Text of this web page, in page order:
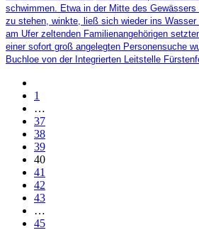
schwimmen. Etwa in der Mitte des
zu stehen, winkte, ließ sich wieder ins Wasser
am Ufer zeltenden Familienangehörigen
einer sofort groß angelegten Personensuche
Buchloe von der Integrierten Leitstelle
1
…
37
38
39
40
41
42
43
…
45